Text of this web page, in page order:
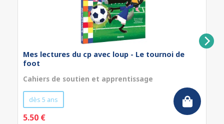
Mes lectures du cp avec loup - Le tournoi de
foot
Cahiers de soutien et apprentissage
dès 5 ans
5.50 €